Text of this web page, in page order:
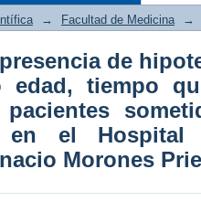
entre la
quirúrgico y
anestesia
Prieto”.
→ Facultad de Medicina →
de
edad, tiempo
pacientes
en el
Morones